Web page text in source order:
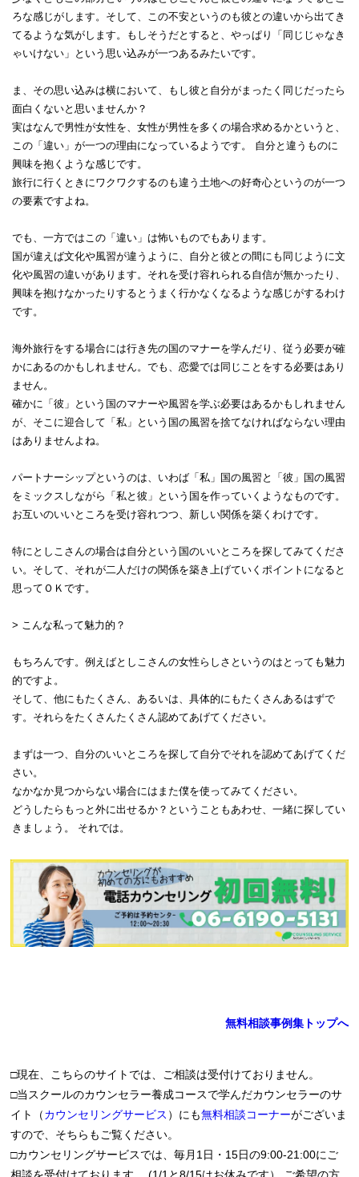
ろな感じがします。そして、この不安というのも彼との違いから出てき
てるような気がします。もしそうだとすると、やっぱり「同じじゃなき
ゃいけない」という思い込みが一つあるみたいです。
ま、その思い込みは横において、もし彼と自分がまったく同じだったら
面白くないと思いませんか？
実はなんで男性が女性を、女性が男性を多くの場合求めるかというと、
この「違い」が一つの理由になっているようです。 自分と違うものに
興味を抱くような感じです。
旅行に行くときにワクワクするのも違う土地への好奇心というのが一つ
の要素ですよね。
でも、一方ではこの「違い」は怖いものでもあります。
国が違えば文化や風習が違うように、自分と彼との間にも同じように文
化や風習の違いがあります。それを受け容れられる自信が無かったり、
興味を抱けなかったりするとうまく行かなくなるような感じがするわけ
です。
海外旅行をする場合には行き先の国のマナーを学んだり、従う必要が確
かにあるのかもしれません。でも、恋愛では同じことをする必要はあり
ません。
確かに「彼」という国のマナーや風習を学ぶ必要はあるかもしれません
が、そこに迎合して「私」という国の風習を捨てなければならない理由
はありませんよね。
パートナーシップというのは、いわば「私」国の風習と「彼」国の風習
をミックスしながら「私と彼」という国を作っていくようなものです。
お互いのいいところを受け容れつつ、新しい関係を築くわけです。
特にとしこさんの場合は自分という国のいいところを探してみてくださ
い。そして、それが二人だけの関係を築き上げていくポイントになると
思ってＯＫです。
> こんな私って魅力的？
もちろんです。例えばとしこさんの女性らしさというのはとっても魅力
的ですよ。
そして、他にもたくさん、あるいは、具体的にもたくさんあるはずで
す。それらをたくさんたくさん認めてあげてください。
まずは一つ、自分のいいところを探して自分でそれを認めてあげてくだ
さい。
なかなか見つからない場合にはまた僕を使ってみてください。
どうしたらもっと外に出せるか？ということもあわせ、一緒に探してい
きましょう。 それでは。
無料相談事例集トップへ
□現在、こちらのサイトでは、ご相談は受付けておりません。
□当スクールのカウンセラー養成コースで学んだカウンセラーのサ
イト（カウンセリングサービス ）にも無料相談コーナーがございま
すので、そちらもご覧ください。
□カウンセリングサービスでは、毎月1日・15日の9:00-21:00にご